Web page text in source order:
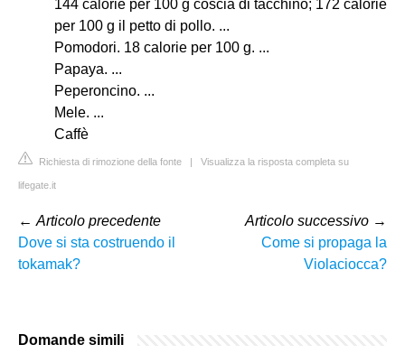
144 calorie per 100 g coscia di tacchino; 172 calorie
per 100 g il petto di pollo. ...
Pomodori. 18 calorie per 100 g. ...
Papaya. ...
Peperoncino. ...
Mele. ...
Caffè
Richiesta di rimozione della fonte | Visualizza la risposta completa su
lifegate.it
← Articolo precedente
Dove si sta costruendo il
tokamak?
Articolo successivo →
Come si propaga la
Violaciocca?
Domande simili